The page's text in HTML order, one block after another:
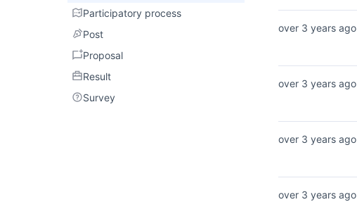
Participatory process
Participatory process
PostPost
Proposal
Proposal
ResultResult
SurveySurvey
over 3 years ago
over 3 years ago
over 3 years ago
over 3 years ago